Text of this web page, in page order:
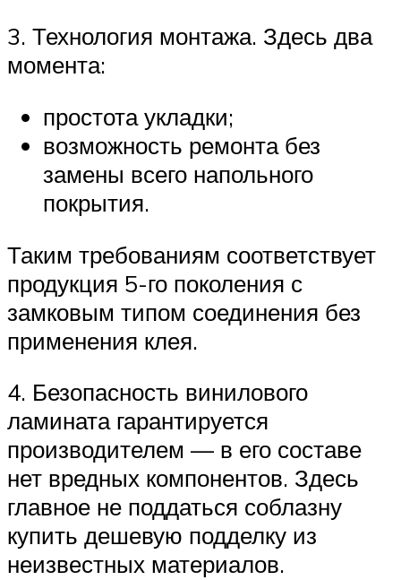
3. Технология монтажа. Здесь два
момента:
простота укладки;
возможность ремонта без
замены всего напольного
покрытия.
Таким требованиям соответствует
продукция 5-го поколения с
замковым типом соединения без
применения клея.
4. Безопасность винилового
ламината гарантируется
производителем — в его составе
нет вредных компонентов. Здесь
главное не поддаться соблазну
купить дешевую подделку из
неизвестных материалов.